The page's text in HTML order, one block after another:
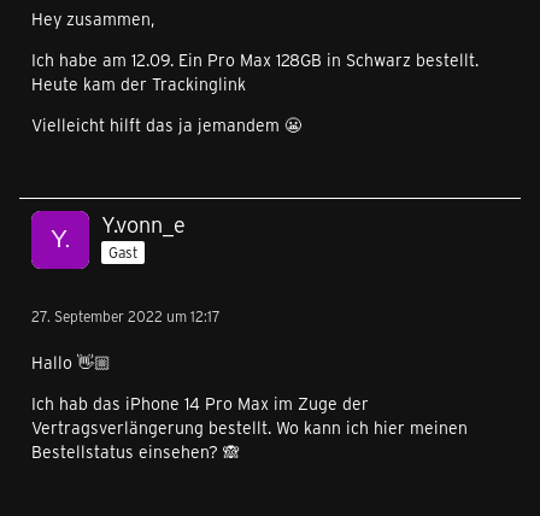
Hey zusammen,
Ich habe am 12.09. Ein Pro Max 128GB in Schwarz bestellt.
Heute kam der Trackinglink
Vielleicht hilft das ja jemandem 😬
Y.vonn_e
Gast
27. September 2022 um 12:17
Hallo 👋🏼
Ich hab das iPhone 14 Pro Max im Zuge der
Vertragsverlängerung bestellt. Wo kann ich hier meinen
Bestellstatus einsehen? 🙈